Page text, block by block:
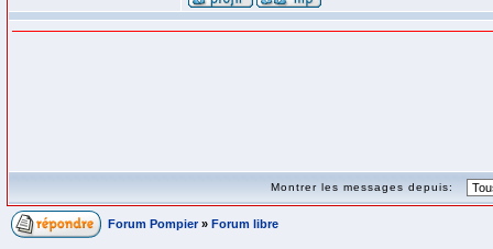
Montrer les messages depuis:
Forum Pompier » Forum libre